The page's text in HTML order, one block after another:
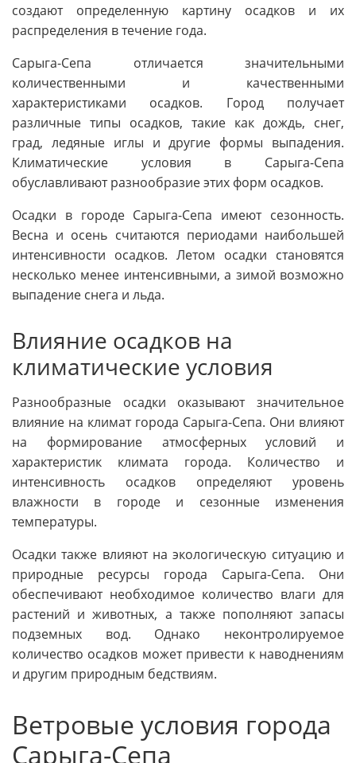
создают определенную картину осадков и их
распределения в течение года.
Сарыга-Сепа отличается значительными
количественными и качественными
характеристиками осадков. Город получает
различные типы осадков, такие как дождь, снег,
град, ледяные иглы и другие формы выпадения.
Климатические условия в Сарыга-Сепа
обуславливают разнообразие этих форм осадков.
Осадки в городе Сарыга-Сепа имеют сезонность.
Весна и осень считаются периодами наибольшей
интенсивности осадков. Летом осадки становятся
несколько менее интенсивными, а зимой возможно
выпадение снега и льда.
Влияние осадков на
климатические условия
Разнообразные осадки оказывают значительное
влияние на климат города Сарыга-Сепа. Они влияют
на формирование атмосферных условий и
характеристик климата города. Количество и
интенсивность осадков определяют уровень
влажности в городе и сезонные изменения
температуры.
Осадки также влияют на экологическую ситуацию и
природные ресурсы города Сарыга-Сепа. Они
обеспечивают необходимое количество влаги для
растений и животных, а также пополняют запасы
подземных вод. Однако неконтролируемое
количество осадков может привести к наводнениям
и другим природным бедствиям.
Ветровые условия города
Сарыга-Сепа